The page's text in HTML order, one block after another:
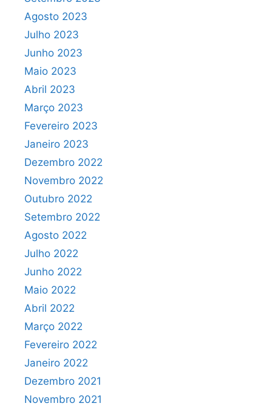
Agosto 2023
Julho 2023
Junho 2023
Maio 2023
Abril 2023
Março 2023
Fevereiro 2023
Janeiro 2023
Dezembro 2022
Novembro 2022
Outubro 2022
Setembro 2022
Agosto 2022
Julho 2022
Junho 2022
Maio 2022
Abril 2022
Março 2022
Fevereiro 2022
Janeiro 2022
Dezembro 2021
Novembro 2021